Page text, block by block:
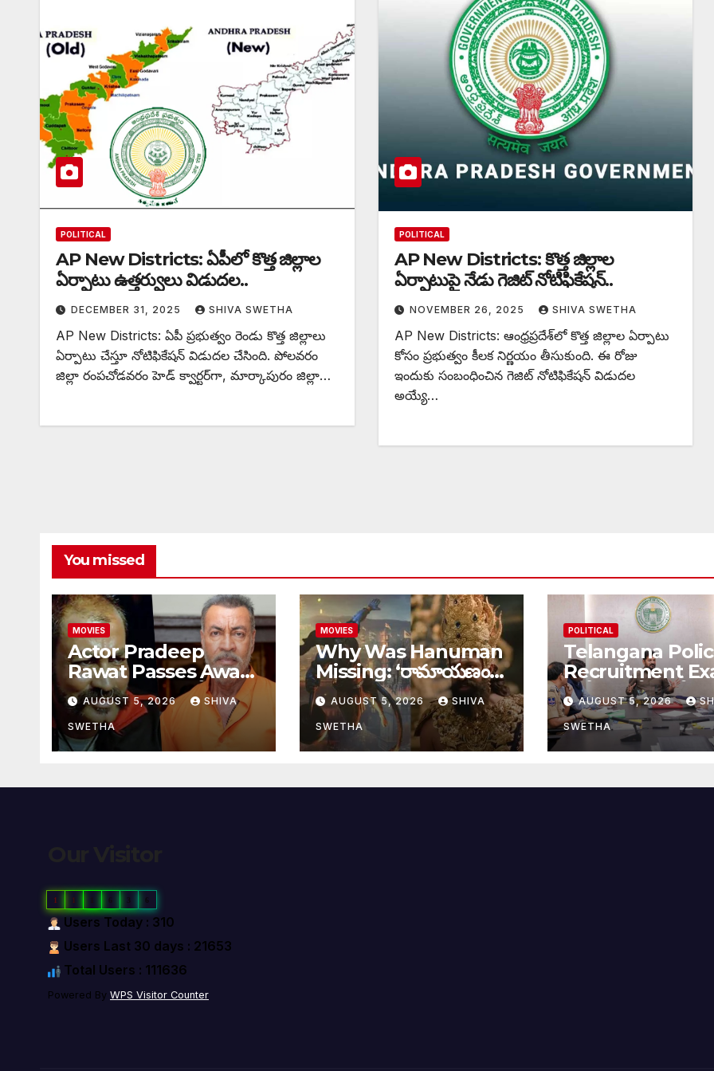
POLITICAL
AP New Districts: ఏపీలో కొత్త జిల్లాల
ఏర్పాటు ఉత్తర్వులు విడుదల..
DECEMBER 31, 2025 SHIVA SWETHA
AP New Districts: ఏపీ ప్రభుత్వం రెండు కొత్త జిల్లాలు
ఏర్పాటు చేస్తూ నోటిఫికేషన్ విడుదల చేసింది. పోలవరం
జిల్లా రంపచోడవరం హెడ్ క్వార్టర్‌గా, మార్కాపురం జిల్లా…
POLITICAL
AP New Districts: కొత్త జిల్లాల
ఏర్పాటుపై నేడు గెజిట్‌ నోటిఫికేషన్‌..
NOVEMBER 26, 2025 SHIVA SWETHA
AP New Districts: ఆంధ్రప్రదేశ్‌లో కొత్త జిల్లాల ఏర్పాటు
కోసం ప్రభుత్వం కీలక నిర్ణయం తీసుకుంది. ఈ రోజు
ఇందుకు సంబంధించిన గెజిట్ నోటిఫికేషన్ విడుదల
అయ్యే…
You missed
MOVIES
Actor Pradeep
Rawat Passes Away:
ప్రముఖ నటుడు ప్రదీప్
రావత్ మృతి…
AUGUST 5, 2026 SHIVA
SWETHA
MOVIES
Why Was Hanuman
Missing: ‘రామాయణం’
ట్రైలర్‌లో హనుమంతుడు
ఎందుకు కనిపించలేదు…
AUGUST 5, 2026 SHIVA
SWETHA
POLITICAL
Telangana
Recruitment
పోలీస్ ఉద్యోగ
ప్రత్యేక నిఘా…
AUGUST 5, 2026
SWETHA
1 1 6
Users Today : 310
Users Last 30 days : 21653
Total Users : 111636
Powered By WPS Visitor Counter